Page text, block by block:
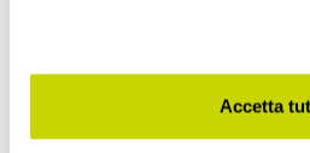
Accetta